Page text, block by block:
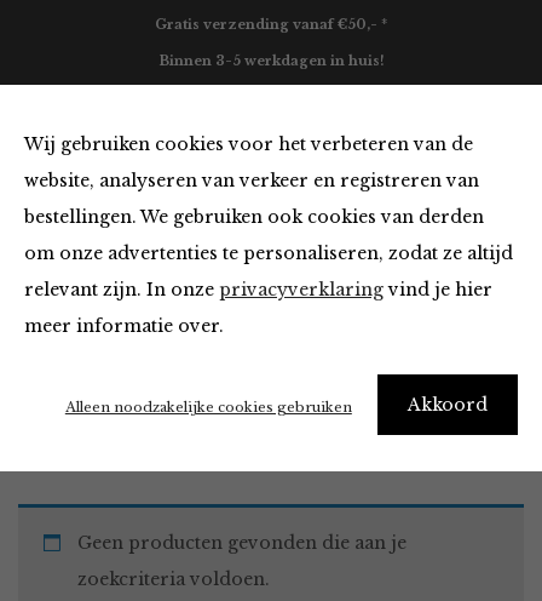
Wij gebruiken cookies voor het verbeteren van de
website, analyseren van verkeer en registreren van
bestellingen. We gebruiken ook cookies van derden
om onze advertenties te personaliseren, zodat ze altijd
relevant zijn. In onze privacyverklaringvind je hier
meer informatie over.
Akkoord
Alleen noodzakelijke cookies gebruiken
Gratis verzending vanaf €50,- *
Binnen 3-5 werkdagen in huis!
Blazers & Jassen
Home Winkel Kleding Blazers & Jassen
Geen producten gevonden die aan je
zoekcriteria voldoen.